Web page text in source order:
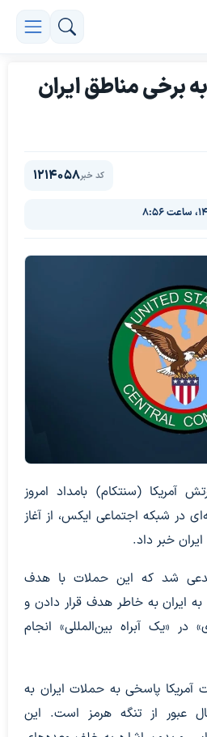
برخی مناطق ایران
کد خبر1214058
آمریکا (سنتکام) بامداد امروز
در شبکه اجتماعی ایکس، از آغاز
خبر داد.
مدعی شد که این حملات با هدف
ایران به خاطر هدف قرار دادن و
در «یک آبراه بین‌المللی» انجام
آمریکا پاسخی به حملات ایران به
عبور از تنگه هرمز است. این